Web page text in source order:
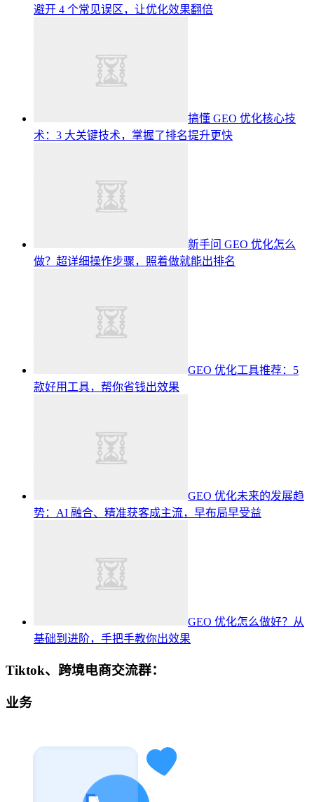
避开 4 个常见误区，让优化效果翻倍
搞懂 GEO 优化核心技
术：3 大关键技术，掌握了排名提升更快
新手问 GEO 优化怎么
做？超详细操作步骤，照着做就能出排名
GEO 优化工具推荐：5
款好用工具，帮你省钱出效果
GEO 优化未来的发展趋
势：AI 融合、精准获客成主流，早布局早受益
GEO 优化怎么做好？从
基础到进阶，手把手教你出效果
Tiktok、跨境电商交流群：
业务